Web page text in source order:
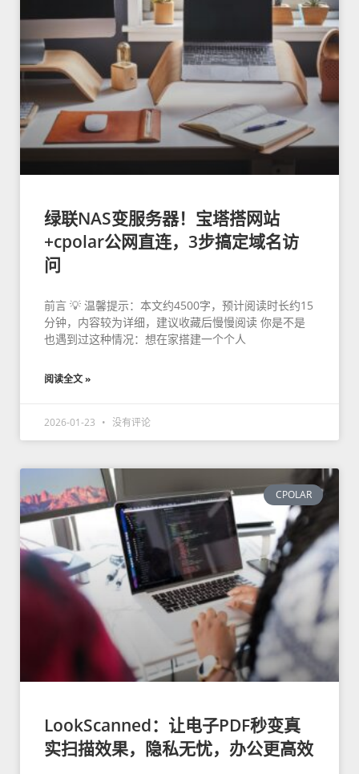
绿联NAS变服务器！宝塔搭网站
+cpolar公网直连，3步搞定域名访
问
前言 💡 温馨提示：本文约4500字，预计阅读时长约15
分钟，内容较为详细，建议收藏后慢慢阅读 你是不是
也遇到过这种情况：想在家搭建一个个人
阅读全文 »
2026-01-23 没有评论
CPOLAR
LookScanned：让电子PDF秒变真
实扫描效果，隐私无忧，办公更高效